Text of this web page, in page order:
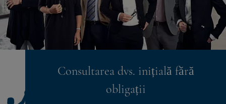
Consultarea dvs. inițială fără
obligații